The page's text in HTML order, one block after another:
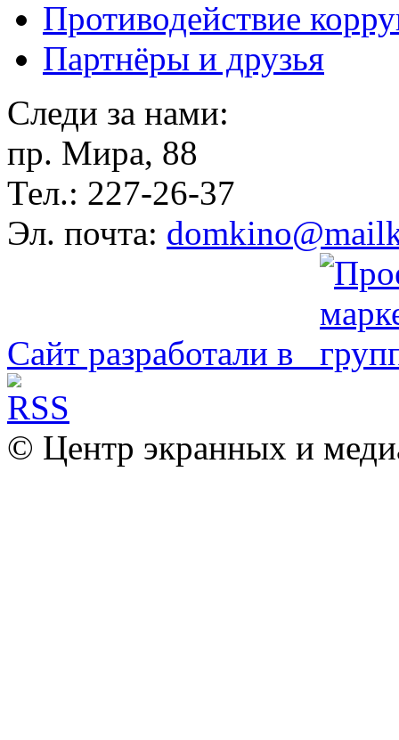
Противодействие
Партнёры и друзья
Следи за нами:
пр. Мира, 88
Тел.: 227-26-37
Эл. почта:
Сайт разработали в
© Центр экранных и